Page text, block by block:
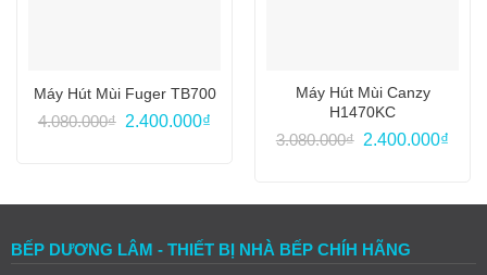
Máy Hút Mùi Fuger TB700
4.080.000₫ Giá
2.400.000₫
Máy Hút Mùi Canzy
H1470KC
3.080.000₫ Giá
2.400.000₫
BẾP DƯƠNG LÂM - THIẾT BỊ NHÀ BẾP CHÍH HÃNG